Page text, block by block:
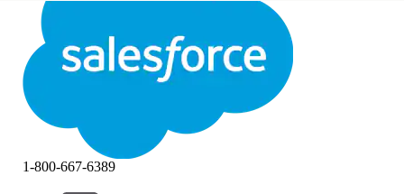
Schließen
1-800-667-6389